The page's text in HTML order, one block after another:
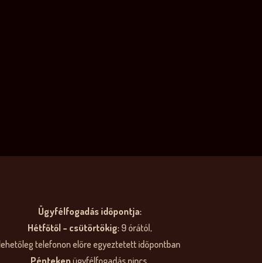
Ügyfélfogadás időpontja:
Hétfőtől – csütörtökig: 9 órától,
lehetőleg telefonon előre egyeztetett időpontban